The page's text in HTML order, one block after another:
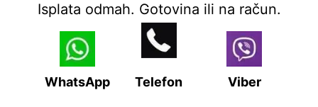
Isplata odmah. Gotovina ili na račun.
WhatsApp Viber
Telefon